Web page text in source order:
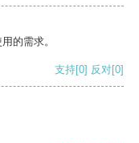
的需求。
支持[0] 反对[0]